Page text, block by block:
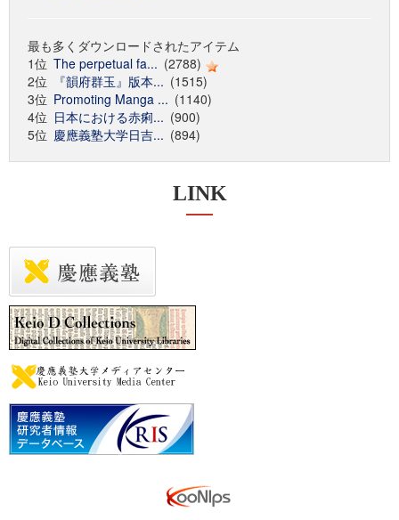
最も多くダウンロードされたアイテム
1位 The perpetual fa... (2788)
2位
『韻府群玉』版本... (1515)
3位 Promoting Manga ... (1140)
4位 日本における赤痢... (900)
5位 慶應義塾大学日吉... (894)
LINK